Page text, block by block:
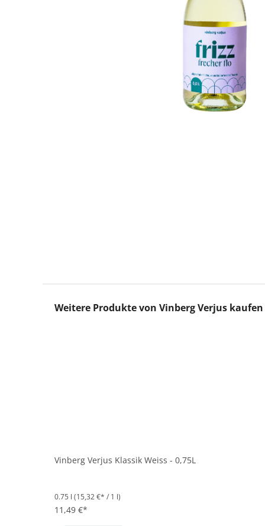
Produktgalerie überspringen
Weitere Produkte von Vinberg Verjus kaufen
Vinberg Verjus Klassik Weiss - 0,75L
0.75 l (15,32 €* / 1 l)
11,49 €*